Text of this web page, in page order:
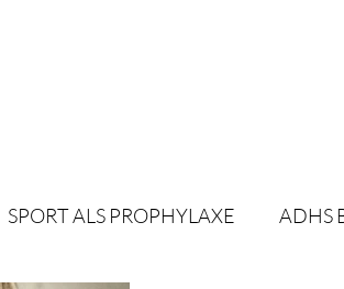
SPORT ALS PROPHYLAXE ADHS